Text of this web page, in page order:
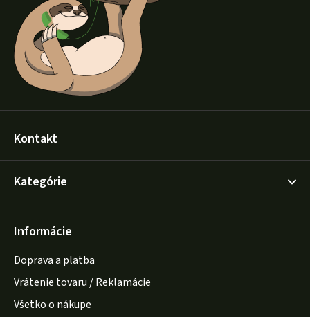
Kontakt
Kategórie
Informácie
Doprava a platba
Vrátenie tovaru / Reklamácie
Všetko o nákupe